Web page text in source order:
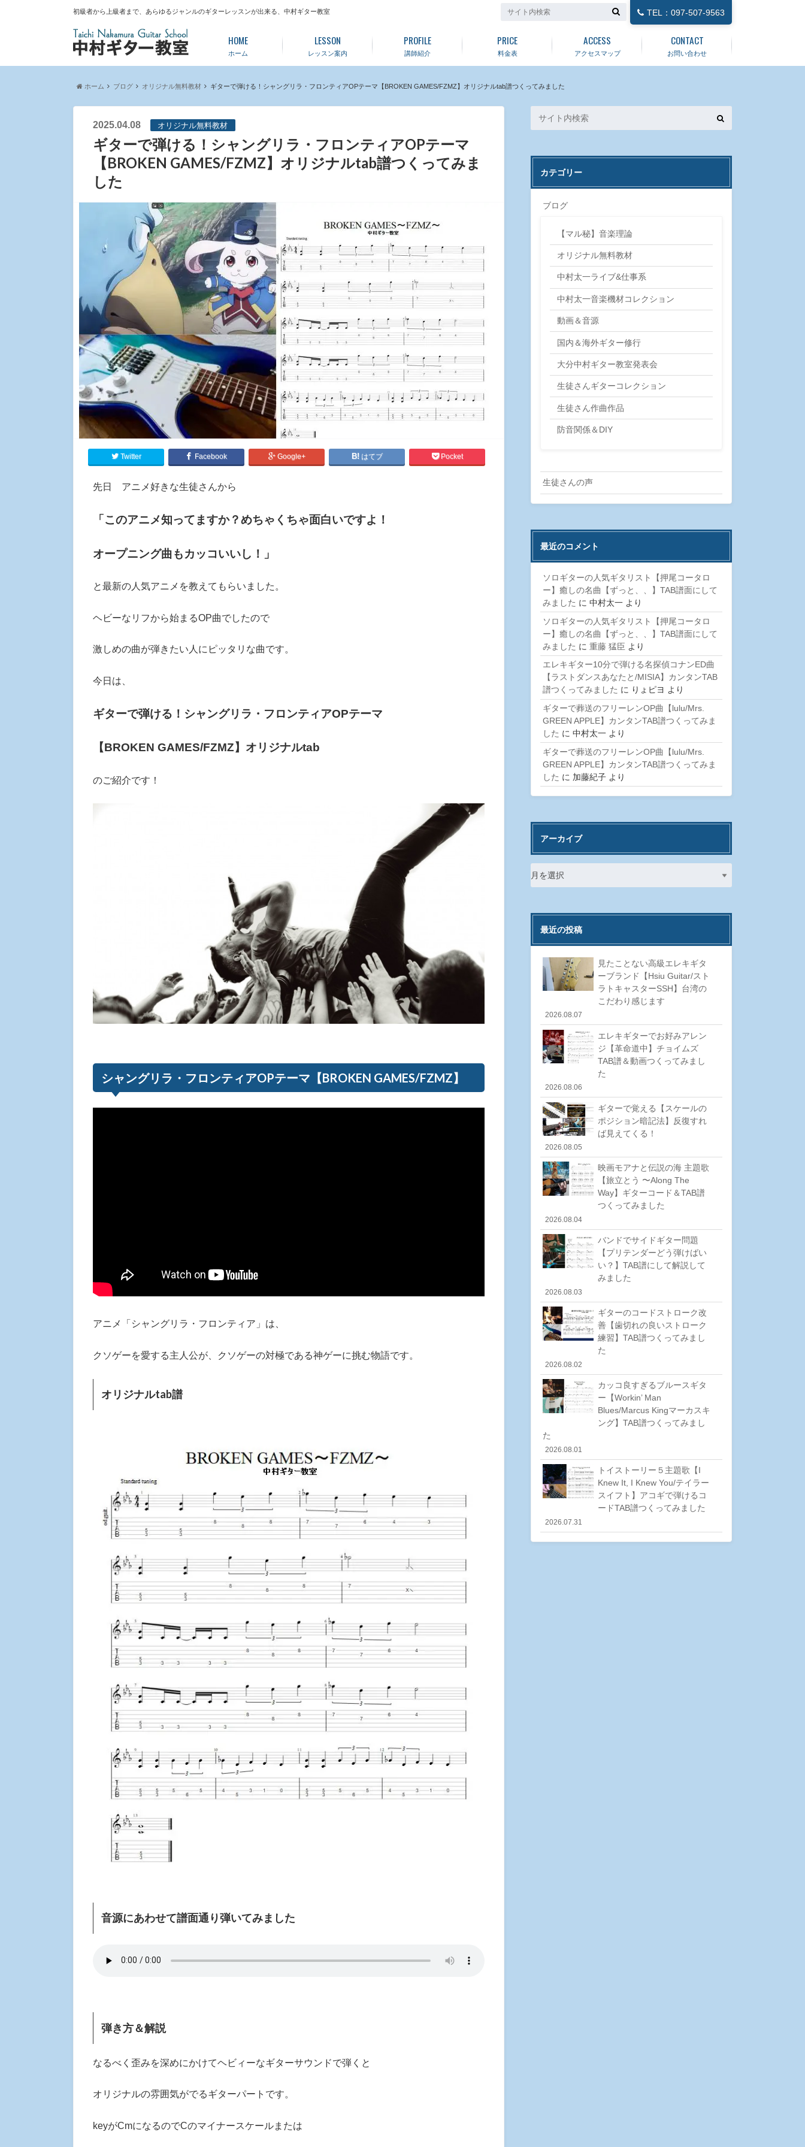
初級者から上級者まで、あらゆるジャンルのギターレッスンが出来る、中村ギター教室 TEL：097-507-9563
ホーム
HOME
レッスン案内
LESSON
講師紹介
PROFILE
料金表
PRICE
アクセスマップ
ACCESS
お問い合わせ
CONTACT
ホーム ブログ オリジナル無料教材 ギターで弾ける！シャングリラ・フロンティアOPテーマ【BROKEN GAMES/FZMZ】オリジナルtab譜つくってみました
2025.04.08 オリジナル無料教材
ギターで弾ける！シャングリラ・フロンティアOPテーマ
【BROKEN GAMES/FZMZ】オリジナルtab譜つくってみま
した
Twitter Facebook Google+ はてブ Pocket
先日 アニメ好きな生徒さんから
「このアニメ知ってますか？めちゃくちゃ面白いですよ！
オープニング曲もカッコいいし！」
と最新の人気アニメを教えてもらいました。
ヘビーなリフから始まるOP曲でしたので
激しめの曲が弾きたい人にピッタリな曲です。
今日は、
ギターで弾ける！シャングリラ・フロンティアOPテーマ
【BROKEN GAMES/FZMZ】オリジナルtab
のご紹介です！
シャングリラ・フロンティアOPテーマ【BROKEN GAMES/FZMZ】
アニメ「シャングリラ・フロンティア」は、
クソゲーを愛する主人公が、クソゲーの対極である神ゲーに挑む物語です。
オリジナルtab譜
音源にあわせて譜面通り弾いてみました
弾き方＆解説
なるべく歪みを深めにかけてヘビィーなギターサウンドで弾くと
オリジナルの雰囲気がでるギターパートです。
keyがCmになるのでCのマイナースケールまたは
カテゴリー
ブログ
【マル秘】音楽理論
オリジナル無料教材
中村太一ライブ&仕事系
中村太一音楽機材コレクション
動画＆音源
国内＆海外ギター修行
大分中村ギター教室発表会
生徒さんギターコレクション
生徒さん作曲作品
防音関係＆DIY
生徒さんの声
最近のコメント
ソロギターの人気ギタリスト【押尾コータロ
ー】癒しの名曲【ずっと、、】TAB譜面にして
みました に中村太一 より
ソロギターの人気ギタリスト【押尾コータロ
ー】癒しの名曲【ずっと、、】TAB譜面にして
みました に重藤 猛臣 より
エレキギター10分で弾ける名探偵コナンED曲
【ラストダンスあなたと/MISIA】カンタンTAB
譜つくってみました に りょピヨ より
ギターで葬送のフリーレンOP曲【lulu/Mrs.
GREEN APPLE】カンタンTAB譜つくってみま
した に中村太一 より
ギターで葬送のフリーレンOP曲【lulu/Mrs.
GREEN APPLE】カンタンTAB譜つくってみま
した に 加藤紀子 より
アーカイブ
最近の投稿
見たことない高級エレキギタ
ーブランド【Hsiu Guitar/スト
ラトキャスターSSH】台湾の
こだわり感じます
2026.08.07
エレキギターでお好みアレン
ジ【革命道中】チョイムズ
TAB譜＆動画つくってみまし
た
2026.08.06
ギターで覚える【スケールの
ポジション暗記法】反復すれ
ば見えてくる！
2026.08.05
映画モアナと伝説の海 主題歌
【旅立とう 〜Along The
Way】ギターコード＆TAB譜
つくってみました
2026.08.04
バンドでサイドギター問題
【プリテンダーどう弾けばい
い？】TAB譜にして解説して
みました
2026.08.03
ギターのコードストローク改
善【歯切れの良いストローク
練習】TAB譜つくってみまし
た
2026.08.02
カッコ良すぎるブルースギタ
ー【Workin’ Man
Blues/Marcus Kingマーカスキ
ング】TAB譜つくってみまし
た
2026.08.01
トイストーリー５主題歌【I
Knew It, I Knew You/テイラー
スイフト】アコギで弾けるコ
ードTAB譜つくってみました
2026.07.31